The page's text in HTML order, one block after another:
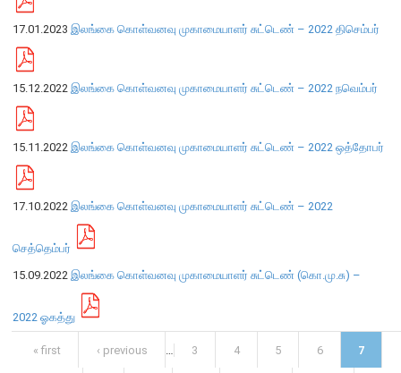
நாணயக் கொள்கை
நிதியியல் முறைமை
17.01.2023 இலங்கை கொள்வனவு முகாமையாளர் சுட்டெண் – 2022 திசெம்பர்
15.12.2022 இலங்கை கொள்வனவு முகாமையாளர் சுட்டெண் – 2022 நவெம்பர்
15.11.2022 இலங்கை கொள்வனவு முகாமையாளர் சுட்டெண் – 2022 ஒத்தோபர்
17.10.2022 இலங்கை கொள்வனவு முகாமையாளர் சுட்டெண் – 2022
செத்தெம்பர்
15.09.2022 இலங்கை கொள்வனவு முகாமையாளர் சுட்டெண் (கொ.மு.சு) –
2022 ஓகத்து
Pages
« first ‹ previous 3 4 5 6 7